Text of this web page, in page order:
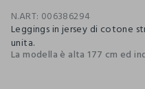
N.ART: 006386294
Leggings in jersey di cotone
unita.
La modella è alta 177 cm ed